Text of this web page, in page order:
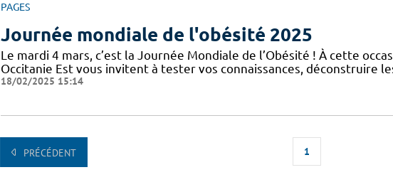
PAGES
Journée mondiale de l'obésité 2025
Le mardi 4 mars, c’est la Journée Mondiale de l’Obésité ! À cette
Occitanie Est vous invitent à tester vos connaissances, déconstruire
18/02/2025 15:14
PRÉCÉDENT 1